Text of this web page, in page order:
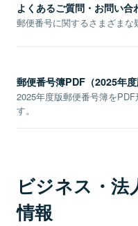
よくあるご質問・お問い合
郵便番号に関するさまざまな
郵便番号簿PDF（2025年度
2025年度版郵便番号簿を
す。
ビジネス・法
情報